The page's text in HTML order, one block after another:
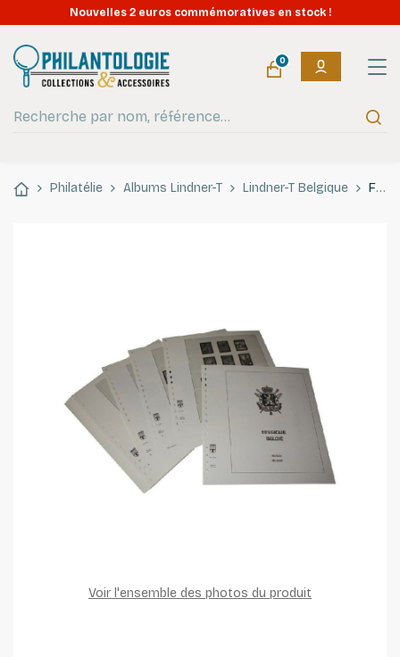
Nouvelles 2 euros commémoratives en stock !
0
Philatélie Albums Lindner-T Lindner-T Belgique Feuilles préimprimées Lindner-T Belgique 1965-1971.
Voir l'ensemble des photos du produit